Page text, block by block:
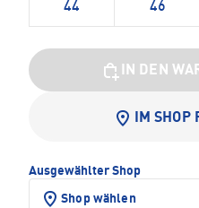
44 46
IN DEN
IM SHOP
Ausgewählter Shop
Shop wählen